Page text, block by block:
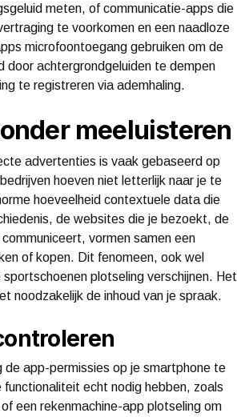
meten, of communicatie-apps die
te voorkomen en een naadloze
microfoontoegang gebruiken om de
door achtergrondgeluiden te dempen
te registreren via ademhaling.
meeluisteren
advertenties is vaak gebaseerd op
hoeven niet letterlijk naar je te
hoeveelheid contextuele data die
de websites die je bezoekt, de
vormen samen een
of kopen. Dit fenomeen, ook wel
plotseling verschijnen. Het
noodzakelijk de inhoud van je spraak.
app-permissies op je smartphone te
echt nodig hebben, zoals
een rekenmachine-app plotseling om